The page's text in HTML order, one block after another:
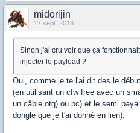
midorijin
17 sept. 2018
Sinon j'ai cru voir que ça
injecter le payload ?
Oui, comme je te l'ai dit des le
(en utilisant un cfw free avec un
un câble otg) ou pc) et le semi
dongle que je t'ai donné en lien).